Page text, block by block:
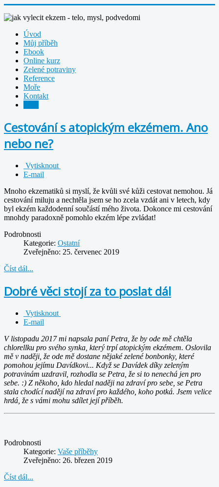
Úvod
Můj příběh
Ebook
Online kurz
Zelené potraviny
Reference
Moře
Kontakt
Cestování s atopickým ekzémem. Ano
nebo ne?
Vytisknout
E-mail
Mnoho ekzematiků si myslí, že kvůli své kůži cestovat nemohou. Já
cestování miluju a nechtěla jsem se ho zcela vzdát ani v letech, kdy
byl ekzém každodenní součástí mého života. Dokonce mi cestování
mnohdy paradoxně pomohlo ekzém lépe zvládat!
Podrobnosti
Kategorie: Ostatní
Zveřejněno: 25. červenec 2019
Číst dál...
Dobré věci stojí za to poslat dál
Vytisknout
E-mail
V listopadu 2017 mi napsala paní Petra, že by ode mě chtěla
chlorellku pro svého synka, který trpí atopickým ekzémem. Oslovila
mě v naději, že ode mě dostane nějaké zelené bonbonky, které
pomohou jejímu Davídkovi... Když se Davídek díky zeleným
potravinám uzdravil, rozhodla se Petra, že si to nenechá jen pro
sebe. :) Z někoho, kdo hledal naději na zdraví pro sebe, se Petra
stala chodící nadějí na zdraví pro každého, koho potká. Jsem velice
hrdá, že s vámi mohu sdílet její příběh.
Podrobnosti
Kategorie: Vaše příběhy
Zveřejněno: 26. březen 2019
Číst dál...